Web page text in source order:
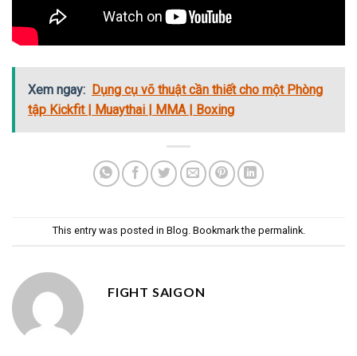
Xem ngay: Dụng cụ võ thuật cần thiết cho một Phòng
tập Kickfit | Muaythai | MMA | Boxing
This entry was posted in Blog . Bookmark the permalink.
FIGHT SAIGON